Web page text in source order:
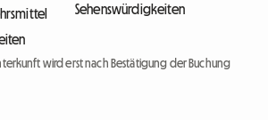
Sehenswürdigkeiten
wird erst nach Bestätigung der Buchung